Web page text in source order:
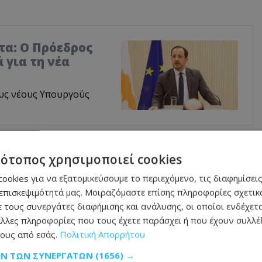
Ο Πρόεδρος
τη νέα
νέους Υπουργούς
από διάλογο να εξευρεθεί η ειρηνική,
σταθερά προσηλωμένοι σε αυτόν
βούληση εργαζόμαστε για την
από το σημείο που διακόπηκαν».
χρησιμοποιεί cookies
για να εξατομικεύσουμε το περιεχόμενο, τις
μας. Μοιραζόμαστε επίσης πληροφορίες
συνεργάτες διαφήμισης και ανάλυσης, οι οποίοι
πληροφορίες που τους έχετε παράσχει ή που έχουν
από εσάς. Πολιτική Απορρήτου
ΤΩΝ ΣΥΝΕΡΓΑΤΏΝ (1656) →